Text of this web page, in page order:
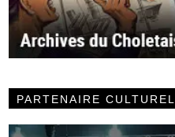
PARTENAIRE CULTUREL